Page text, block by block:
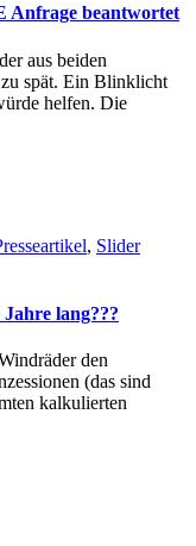
Anfrage beantwortet
aus beiden
spät. Ein Blinklicht
helfen. Die
, Slider
Jahre lang???
den
(das sind
kalkulierten